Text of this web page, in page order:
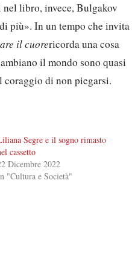
libro, invece, Bulgakov
più». In un tempo che invita
il cuorericorda una cosa
il mondo sono quasi
coraggio di non piegarsi.
Segre e il sogno rimasto
cassetto
Dicembre 2022
"Cultura e Società"